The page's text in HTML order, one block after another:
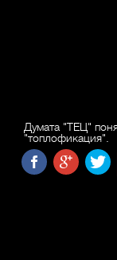
Думата "ТЕЦ"
"топлофикация".